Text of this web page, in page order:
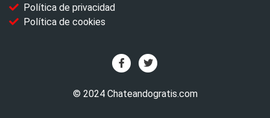
Política de privacidad
Política de cookies
© 2024 Chateandogratis.com